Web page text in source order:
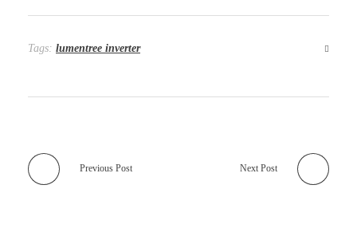
Tags: lumentree inverter
Previous Post Next Post